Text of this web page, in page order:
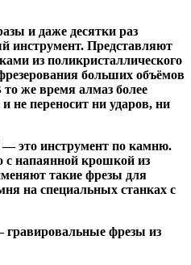
и даже десятки раз
инструмент. Представляют
из поликристаллического
больших объёмов
же время алмаз более
не переносит ни ударов, ни
— это инструмент по камню.
с напаянной крошкой из
такие фрезы для
на специальных станках с
фрезы из